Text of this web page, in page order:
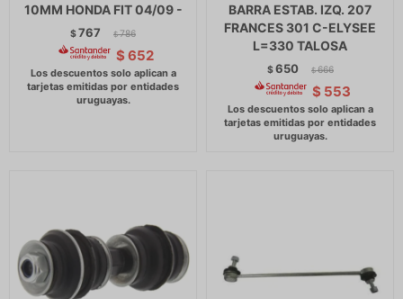
10MM HONDA FIT 04/09 -
$767 $ 786
$ 652
BARRA ESTAB. IZQ. 207
FRANCES 301 C-ELYSEE
L=330 TALOSA
$650 $ 666
$ 553